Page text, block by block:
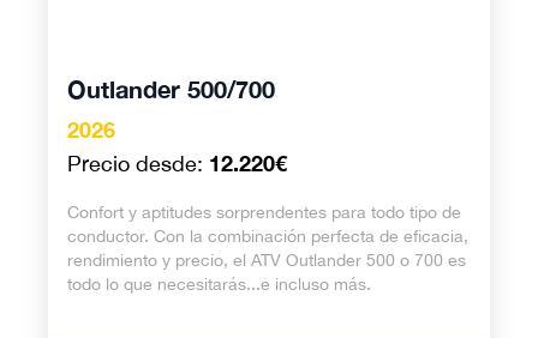
Outlander 500/700
2026
Precio desde: 12.220€
Confort y aptitudes sorprendentes para todo tipo de
conductor. Con la combinación perfecta de eficacia,
rendimiento y precio, el ATV Outlander 500 o 700 es
todo lo que necesitarás...e incluso más.